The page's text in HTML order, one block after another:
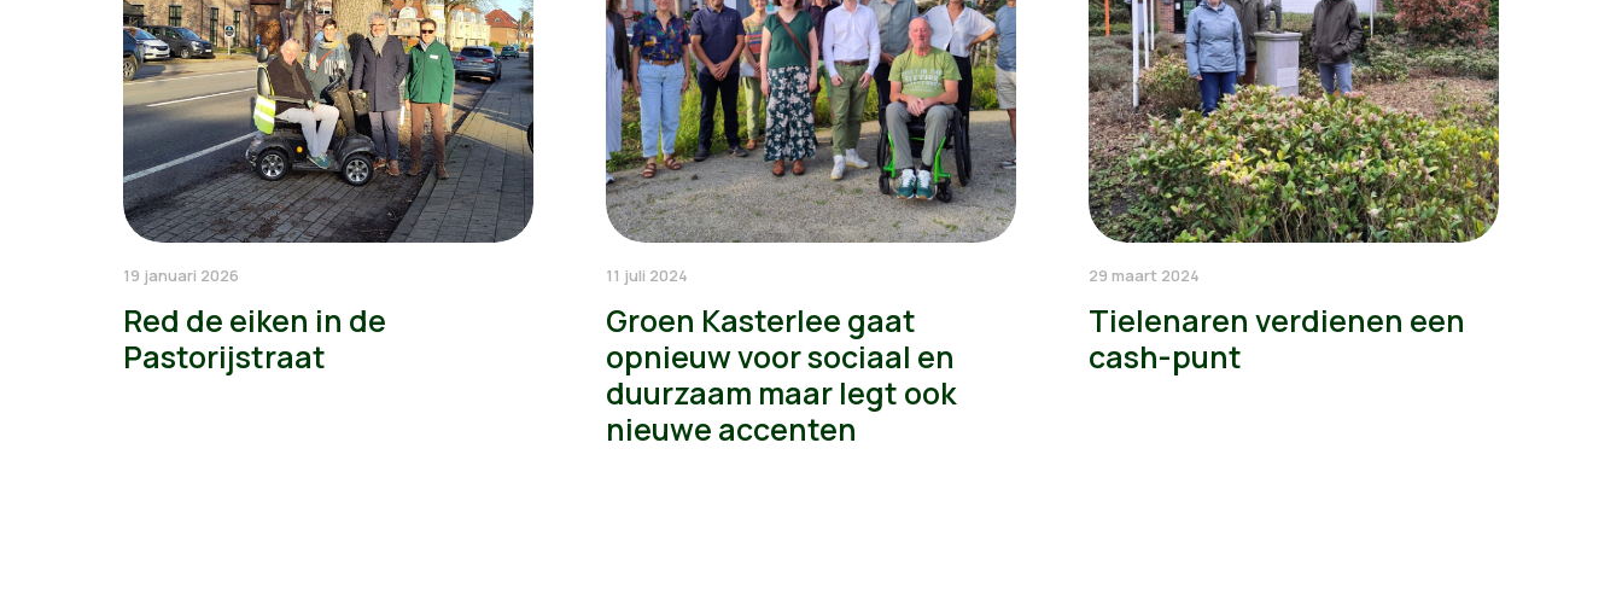
19 januari 2026
Red de eiken in de
Pastorijstraat
11 juli 2024
Groen Kasterlee gaat
opnieuw voor sociaal en
duurzaam maar legt ook
nieuwe accenten
29 maart 2024
Tielenaren verdienen een
cash-punt